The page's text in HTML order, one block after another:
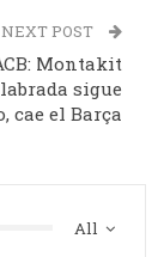
NEXT POST
Montakit
sigue
cae el Barça
All